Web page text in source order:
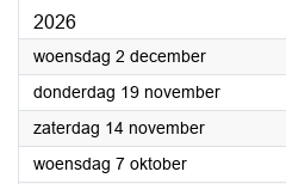
2026
woensdag 2 december2026
donderdag 19 november2026
zaterdag 14 november2026
woensdag 7 oktober2026